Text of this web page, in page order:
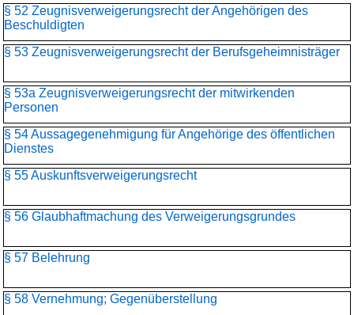
§ 52 Zeugnisverweigerungsrecht der Angehörigen des
Beschuldigten
§ 53 Zeugnisverweigerungsrecht der Berufsgeheimnisträger
§ 53a Zeugnisverweigerungsrecht der mitwirkenden
Personen
§ 54 Aussagegenehmigung für Angehörige des öffentlichen
Dienstes
§ 55 Auskunftsverweigerungsrecht
§ 56 Glaubhaftmachung des Verweigerungsgrundes
§ 57 Belehrung
§ 58 Vernehmung; Gegenüberstellung